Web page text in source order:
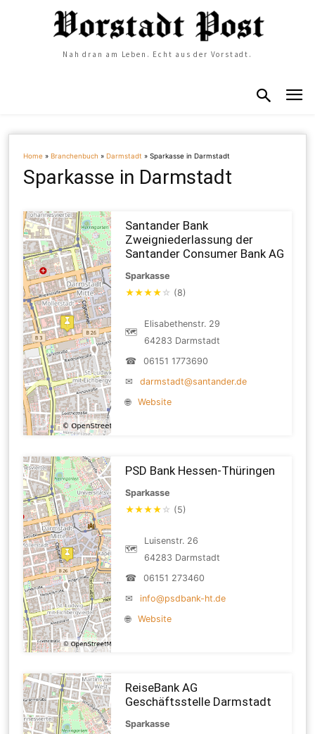
Nah dran am Leben. Echt aus der Vorstadt.
Home »Branchenbuch »Darmstadt »Sparkasse in Darmstadt
Sparkasse in Darmstadt
Santander Bank
Zweigniederlassung der
Santander Consumer Bank AG
Sparkasse
★★★★ ☆ (8)
🗺
Elisabethenstr. 29
64283 Darmstadt
☎
06151 1773690
✉
darmstadt@santander.de
🌐
Website
PSD Bank Hessen-Thüringen
Sparkasse
★★★★ ☆ (5)
🗺
Luisenstr. 26
64283 Darmstadt
☎
06151 273460
✉
info@psdbank-ht.de
🌐
Website
ReiseBank AG
Geschäftsstelle Darmstadt
Sparkasse